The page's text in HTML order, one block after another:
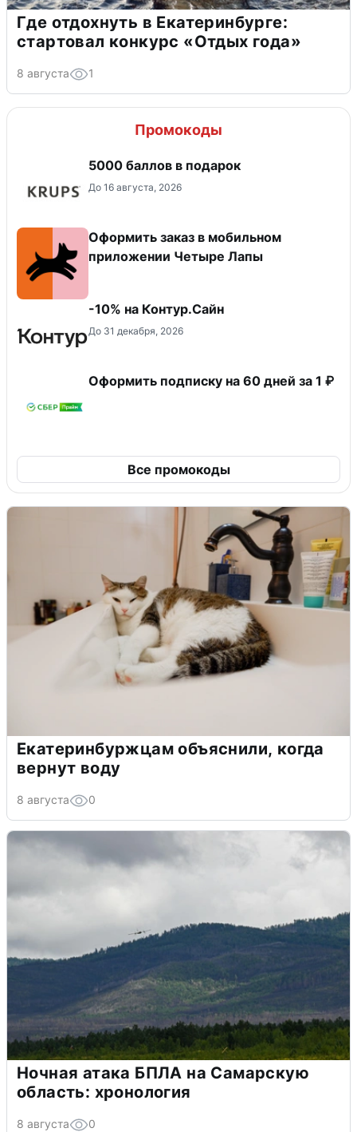
Где отдохнуть в Екатеринбурге:
стартовал конкурс «Отдых года»
8 августа 1
Промокоды
5000 баллов в подарок
До 16 августа, 2026
Оформить заказ в мобильном
приложении Четыре Лапы
-10% на Контур.Сайн
До 31 декабря, 2026
Оформить подписку на 60 дней за 1 ₽
Все промокоды
Екатеринбуржцам объяснили, когда
вернут воду
8 августа 0
Ночная атака БПЛА на Самарскую
область: хронология
8 августа 0